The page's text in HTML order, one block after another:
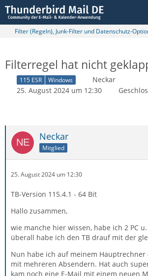
Filter (Regeln), Junk-Filter und Datenschutz-
Filterregel hat nicht
115 ESR Windows
Neckar
25. August 2024 um 12:30
Neckar
Mitglied
25. August 2024 um 12:30
TB-Version 115.4.1 - 64 Bit
Hallo zusammen,
wie manche hier wissen, habe ich 2 PC
überall habe ich den TB drauf mit der
Nun habe ich auf meinem
mit mehreren Absendern. Hat auch
kam noch eine E-Mail mit einem neuen